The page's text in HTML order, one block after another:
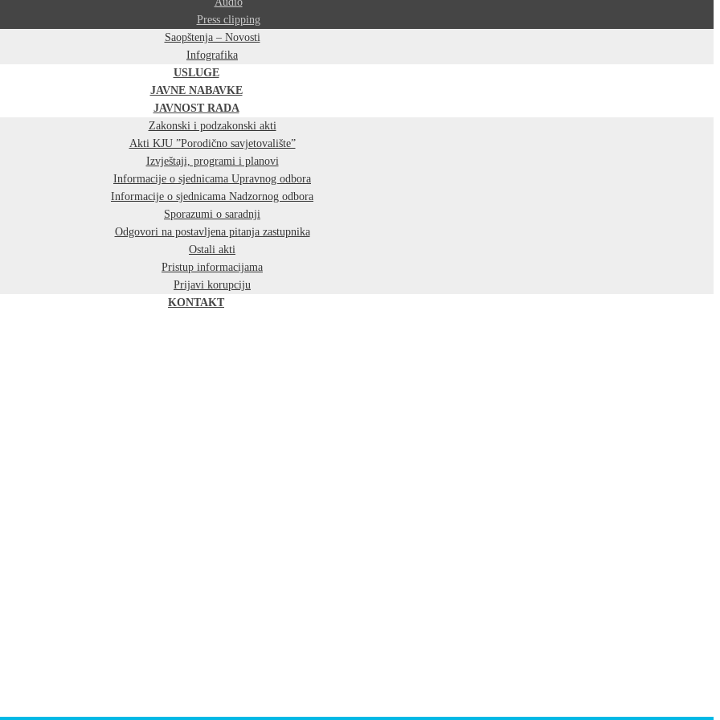
Press clipping
Saopštenja – Novosti
Infografika
USLUGE
JAVNE NABAVKE
JAVNOST RADA
Zakonski i podzakonski akti
Akti KJU ”Porodično savjetovalište”
Izvještaji, programi i planovi
Informacije o sjednicama Upravnog odbora
Informacije o sjednicama Nadzornog odbora
Sporazumi o saradnji
Odgovori na postavljena pitanja zastupnika
Ostali akti
Pristup informacijama
Prijavi korupciju
KONTAKT